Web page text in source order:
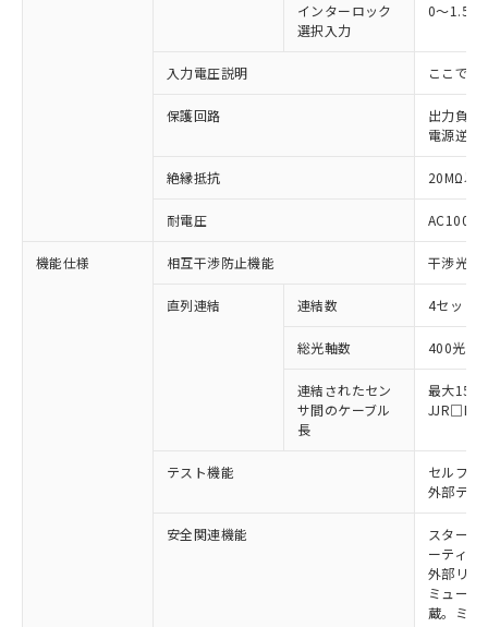
インターロック
選択入力
0～1.5V
入力電圧説明 ここでの
保護回路
出力負荷
電源逆接
絶縁抵抗 20MΩ以
耐電圧
機能仕様 相互干渉防止機能 干渉光回
直列連結 連結数 4セット
総光軸数 400光軸
連結されたセン
サ間のケーブル
長
最大15m
JJR□L）
テスト機能
セルフテ
外部テス
安全関連機能
スタート
ーティン
外部リレ
ミューテ
蔵。ミュ
以下の条件をお読みいただき、同意のうえ
商品の当社在庫状況および標準価格
非含有に対応した製品が提供可能な商品で
対応予定：EU RoHS指令（10物質）の非含
非含有に非対応の商品で、対応品を出す予
非含有の対応状況を調査中または確認中の
害物質有無と関係のない商品です。
※1 中国RoHS○×表
基準値以下であることを示します。